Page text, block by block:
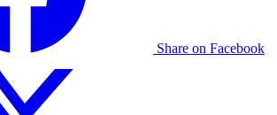
Share on Facebook